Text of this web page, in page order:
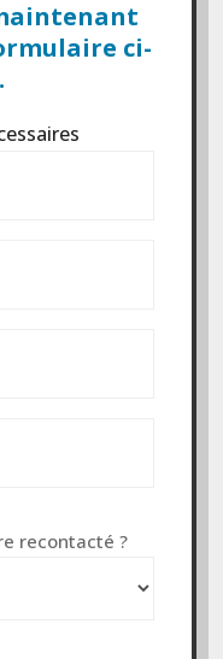
ci-
recontacté ?